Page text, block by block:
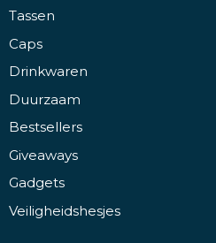
Tassen
Caps
Drinkwaren
Duurzaam
Bestsellers
Giveaways
Gadgets
Veiligheidshesjes